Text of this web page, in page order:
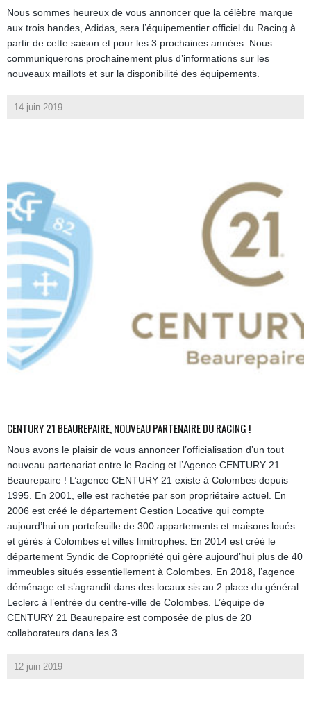
Nous sommes heureux de vous annoncer que la célèbre marque
aux trois bandes, Adidas, sera l’équipementier officiel du Racing à
partir de cette saison et pour les 3 prochaines années. Nous
communiquerons prochainement plus d’informations sur les
nouveaux maillots et sur la disponibilité des équipements.
14 juin 2019
CENTURY 21 BEAUREPAIRE, NOUVEAU PARTENAIRE DU RACING !
Nous avons le plaisir de vous annoncer l’officialisation d’un tout
nouveau partenariat entre le Racing et l’Agence CENTURY 21
Beaurepaire ! L’agence CENTURY 21 existe à Colombes depuis
1995. En 2001, elle est rachetée par son propriétaire actuel. En
2006 est créé le département Gestion Locative qui compte
aujourd’hui un portefeuille de 300 appartements et maisons loués
et gérés à Colombes et villes limitrophes. En 2014 est créé le
département Syndic de Copropriété qui gère aujourd’hui plus de 40
immeubles situés essentiellement à Colombes. En 2018, l’agence
déménage et s’agrandit dans des locaux sis au 2 place du général
Leclerc à l’entrée du centre-ville de Colombes. L’équipe de
CENTURY 21 Beaurepaire est composée de plus de 20
collaborateurs dans les 3
12 juin 2019